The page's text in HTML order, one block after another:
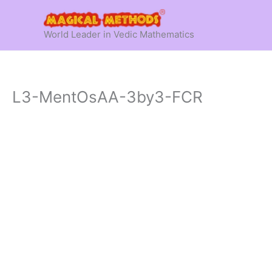
World Leader in Vedic Mathematics
L3-MentOsAA-3by3-FCR